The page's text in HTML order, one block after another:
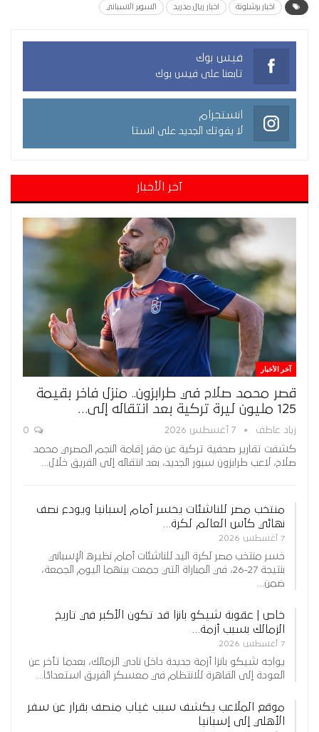
اخبار برشلونة اخبار ريال مدريد السوبر الاسباني
فيس بوك
تابعنا على فيس بوك
انستجرام
لا يفوتك الجديد على انستا
آخر الأخبار
آخر الأخبار
قصر محمد صلاح في طرابزون.. منزل فاخر بقيمة
125 مليون ليرة تركية بعد انتقاله إلى…
زياد عاطف 7 أغسطس 2026
كشفت تقارير صحفية تركية عن مقر إقامة النجم المصري محمد
صلاح، لاعب طرابزون سبور الجديد، بعد انتقاله إلى الفريق خلال…
منتخب مصر للناشئات يخسر أمام إسبانيا ويودع نصف
نهائي كأس العالم لكرة…
7 أغسطس 2026
خسر منتخب مصر لكرة اليد للناشئات أمام نظيره الإسباني
بنتيجة 27-26، في المباراة التي جمعت بينهما اليوم الجمعة،
ضمن…
خاص | عقوبة شيكو بانزا قد تكون الأكبر في تاريخ
الزمالك بسبب أزمة…
7 أغسطس 2026
يواجه شيكو بانزا أزمة جديدة داخل نادي الزمالك، بعدما تأخر عن
العودة إلى القاهرة للانتظام في معسكر الفريق استعدادًا…
موقع الملاعب يكشف سبب غياب منصف بقرار عن سفر
الأهلي إلى إسبانيا